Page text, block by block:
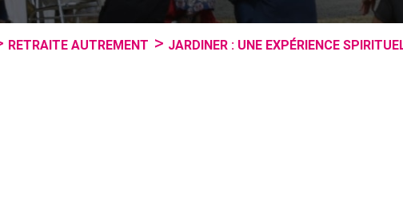
RETRAITE AUTREMENT JARDINER : UNE EXPÉRIENCE